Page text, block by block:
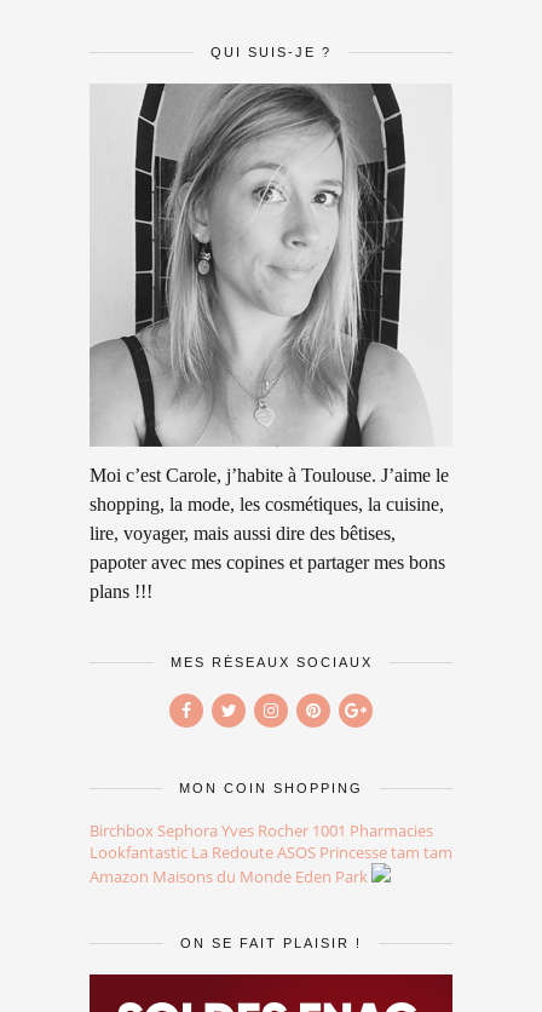
QUI SUIS-JE ?
Moi c’est Carole, j’habite à Toulouse. J’aime le
shopping, la mode, les cosmétiques, la cuisine,
lire, voyager, mais aussi dire des bêtises,
papoter avec mes copines et partager mes bons
plans !!!
MES RÉSEAUX SOCIAUX
MON COIN SHOPPING
Birchbox Sephora Yves Rocher 1001 Pharmacies
Lookfantastic La RedouteASOS Princesse tam tam
Amazon Maisons du Monde Eden Park
ON SE FAIT PLAISIR !